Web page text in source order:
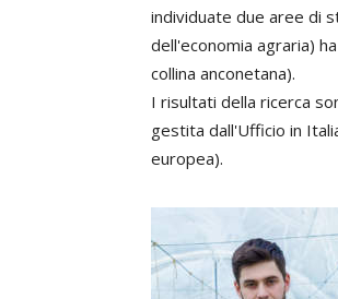
individuate due aree di
dell'economia agraria)
collina anconetana).
I risultati della ricerca
gestita dall'Ufficio in
europea).